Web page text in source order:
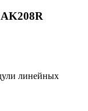
линейных